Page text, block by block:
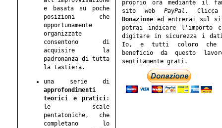
e basata su poche
posizioni che
opportunamente
organizzate
consentono di
acquisire la
padronanza di tutta
la tastiera.
una serie di
approfondimenti
teorici e pratici:
le scale
pentatoniche, che
completano lo
proprio ora mediante il
sito web PayPal . Clicca
Donazione ed entrerai sul
potrai indicare l'importo
digitare in sicurezza i
Io, e tutti coloro che
beneficio da questo
sentitamente grati.